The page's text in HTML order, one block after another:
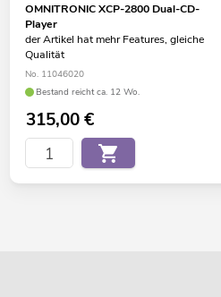
OMNITRONIC XCP-2800 Dual-CD-
Player
der Artikel hat mehr Features, gleiche
Qualität
No. 11046020
Bestand reicht ca. 12 Wo.
315,00€